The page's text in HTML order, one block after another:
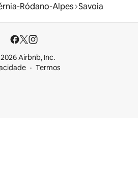
Ródano-Alpes Savoia
Airbnb, Inc.
Termos